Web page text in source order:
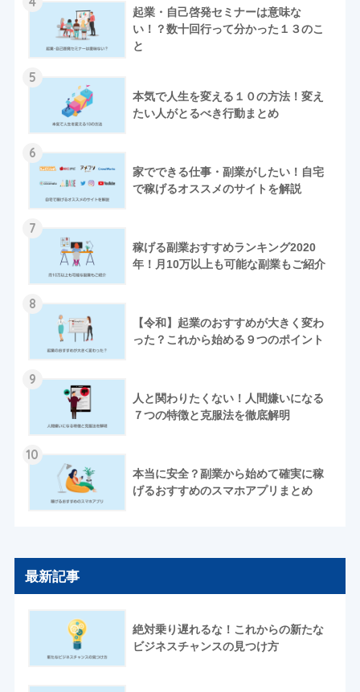
起業・自己啓発セミナーは意味な
い！？数十回行って分かった１３のこ
と
5
本気で人生を変える１０の方法！変え
たい人がとるべき行動まとめ
6
家でできる仕事・副業がしたい！自宅
で稼げるオススメのサイトを解説
7
稼げる副業おすすめランキング2020
年！月10万以上も可能な副業もご紹介
8
【令和】起業のおすすめが大きく変わ
った？これから始める９つのポイント
9
人と関わりたくない！人間嫌いになる
７つの特徴と克服法を徹底解明
10
本当に安全？副業から始めて確実に稼
げるおすすめのスマホアプリまとめ
最新記事
絶対乗り遅れるな！これからの新たな
ビジネスチャンスの見つけ方